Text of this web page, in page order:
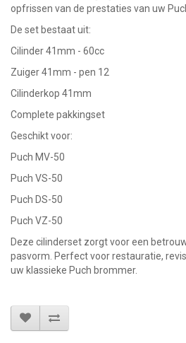
opfrissen van de prestaties van uw
De set bestaat uit:
Cilinder 41mm - 60cc
Zuiger 41mm - pen 12
Cilinderkop 41mm
Complete pakkingset
Geschikt voor:
Puch MV-50
Puch VS-50
Puch DS-50
Puch VZ-50
Deze cilinderset zorgt voor een
pasvorm. Perfect voor restauratie,
uw klassieke Puch brommer.